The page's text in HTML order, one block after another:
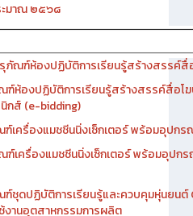
มาณ ๒๕๖๘
รุภัณฑ์ห้องปฏิบัติการเรียนรู้สร้างสรรค์
ฑ์ห้องปฏิบัติการเรียนรู้สร้างสรรค์สื่อโ
กส์ (e-bidding)
ฑ์เครื่องแมชชีนนิ่งเซ็กเตอร์ พร้อมอุปก
ฑ์เครื่องแมชชีนนิ่งเซ็กเตอร์ พร้อมอุปก
ฑ์ชุดปฏิบัติการเรียนรู้และควบคุมหุ่นยน
งานอุตสาหกรรมการผลิต